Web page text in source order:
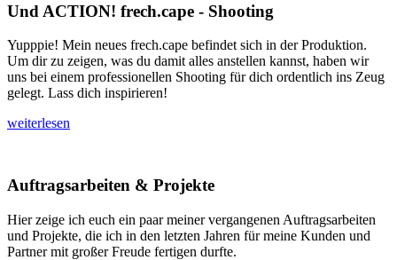
Und ACTION! frech.cape - Shooting
Yupppie! Mein neues frech.cape befindet sich in der Produktion.
Um dir zu zeigen, was du damit alles anstellen kannst, haben wir
uns bei einem professionellen Shooting für dich ordentlich ins Zeug
gelegt. Lass dich inspirieren!
weiterlesen
Auftragsarbeiten & Projekte
Hier zeige ich euch ein paar meiner vergangenen Auftragsarbeiten
und Projekte, die ich in den letzten Jahren für meine Kunden und
Partner mit großer Freude fertigen durfte.